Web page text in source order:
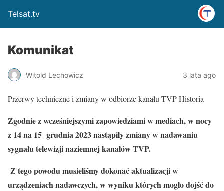
Telsat.tv
Komunikat
Witold Lechowicz 3 lata ago
Przerwy techniczne i zmiany w odbiorze kanału TVP Historia
Zgodnie z wcześniejszymi zapowiedziami w mediach, w nocy
z 14 na 15 grudnia 2023 nastąpiły zmiany w nadawaniu
sygnału telewizji naziemnej kanałów TVP.
Z tego powodu musieliśmy dokonać aktualizacji w
urządzeniach nadawczych, w wyniku których mogło dojść do